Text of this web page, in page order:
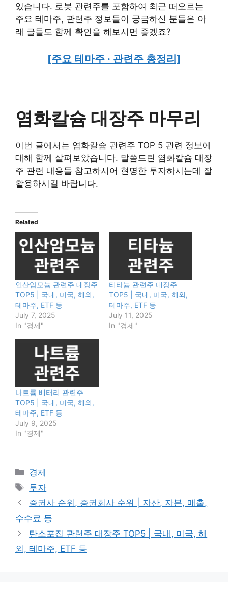
있습니다. 로봇 관련주를 포함하여 최근 떠오르는
주요 테마주, 관련주 정보들이 궁금하신 분들은 아
래 글들도 함께 확인을 해보시면 좋겠죠?
[주요 테마주 · 관련주 총정리]
염화칼슘 대장주 마무리
이번 글에서는 염화칼슘 관련주 TOP 5 관련 정보에
대해 함께 살펴보았습니다. 말씀드린 염화칼슘 대장
주 관련 내용들 참고하시어 현명한 투자하시는데 잘
활용하시길 바랍니다.
Related
인산암모늄 관련주 대장주
TOP5 | 국내, 미국, 해외,
테마주, ETF 등
July 7, 2025
In "경제"
티타늄 관련주 대장주
TOP5 | 국내, 미국, 해외,
테마주, ETF 등
July 11, 2025
In "경제"
나트륨 배터리 관련주
TOP5 | 국내, 미국, 해외,
테마주, ETF 등
July 9, 2025
In "경제"
Categories
경제
Tags
투자
증권사 순위, 증권회사 순위 | 자산, 자본, 매출,
수수료 등
탄소포집 관련주 대장주 TOP5 | 국내, 미국, 해
외, 테마주, ETF 등